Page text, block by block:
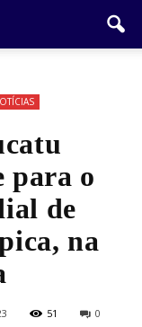
para o
de
na
51 0